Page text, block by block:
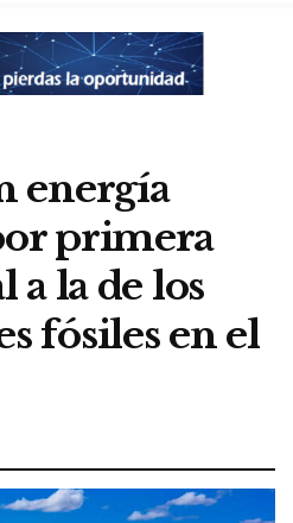
energía
primera
a la de los
fósiles en el